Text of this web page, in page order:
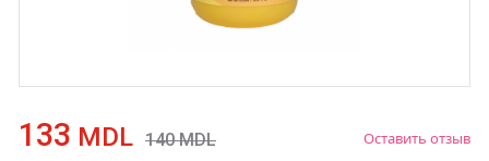
133 MDL 140MDL Оставить отзыв